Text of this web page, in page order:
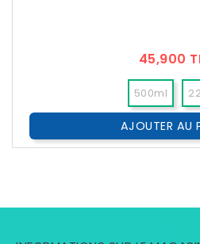
45,900
500ml
AJOUTER AU